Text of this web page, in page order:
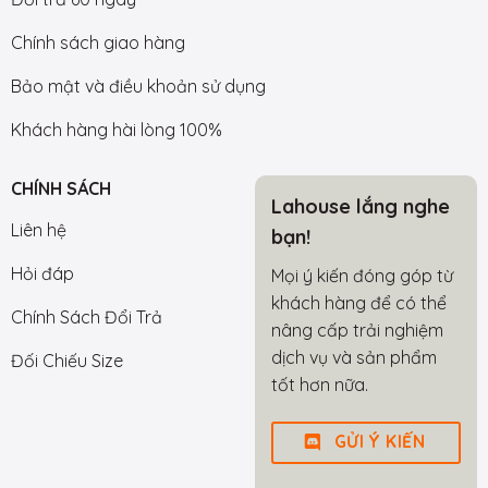
Chính sách giao hàng
Bảo mật và điều khoản sử dụng
Khách hàng hài lòng 100%
CHÍNH SÁCH
Liên hệ
Hỏi đáp
Chính Sách Đổi Trả
Đối Chiếu Size
Lahouse lắng nghe
bạn!
Mọi ý kiến đóng góp từ
khách hàng để có thể
nâng cấp trải nghiệm
dịch vụ và sản phẩm
tốt hơn nữa.
GỬI Ý KIẾN